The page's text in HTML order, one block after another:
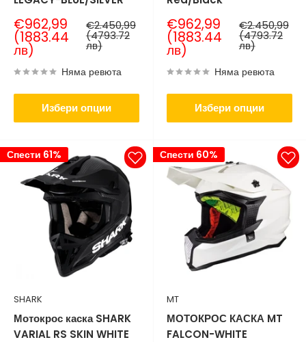
Продажна
цена
€962,99
(1883.44
лв)
Нормална
цена
€2.450,99
(4793.72
лв)
Няма ревюта
Избери опции
Продажна
цена
€962,99
(1883.44
лв)
Нормална
цена
€2.450,99
(4793.72
лв)
Няма ревюта
Избери опции
Спести 61%
SHARK
Мотокрос каска SHARK
VARIAL RS SKIN WHITE
Спести 60%
MT
МОТОКРОС КАСКА MT
FALCON-WHITE